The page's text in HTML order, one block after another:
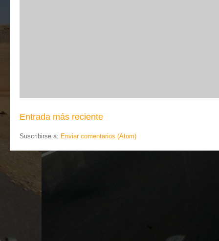
Entrada más reciente
Suscribirse a: Enviar comentarios (Atom)